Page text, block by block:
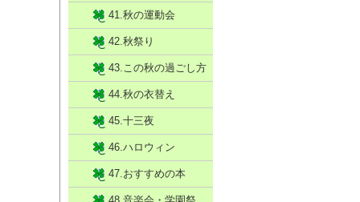
41.秋の運動会
42.秋祭り
43.この秋の過ごし方
44.秋の衣替え
45.十三夜
46.ハロウィン
47.おすすめの本
48.音楽会・学園祭